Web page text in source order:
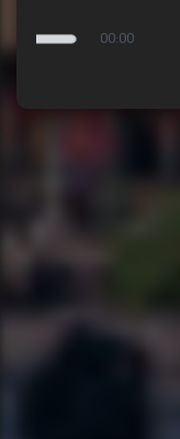
00:00